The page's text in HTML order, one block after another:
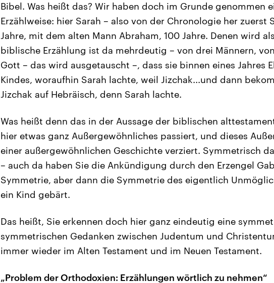
Bibel. Was heißt das? Wir haben doch im Grunde genommen
Erzählweise: hier Sarah – also von der Chronologie her zuerst
Jahre, mit dem alten Mann Abraham, 100 Jahre. Denen wird
biblische Erzählung ist da mehrdeutig – von drei Männern,
Gott – das wird ausgetauscht –, dass sie binnen eines Jahres
Kindes, woraufhin Sarah lachte, weil Jizchak...und dann
Jizchak auf Hebräisch, denn Sarah lachte.
Was heißt denn das in der Aussage der biblischen
hier etwas ganz Außergewöhnliches passiert, und dieses
einer außergewöhnlichen Geschichte verziert. Symmetrisch
– auch da haben Sie die Ankündigung durch den Erzengel
Symmetrie, aber dann die Symmetrie des eigentlich
ein Kind gebärt.
Das heißt, Sie erkennen doch hier ganz eindeutig eine
symmetrischen Gedanken zwischen Judentum und
immer wieder im Alten Testament und im Neuen Testament.
„Problem der Orthodoxien: Erzählungen wörtlich zu nehmen“